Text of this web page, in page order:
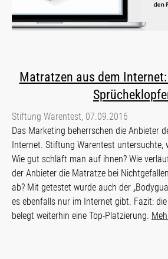
Matratzen aus dem
Stiftung Warentest, 07.09.2016
Das Marketing beherrschen die Anbieter
Internet. Stiftung Warentest untersuchte,
Wie gut schläft man auf ihnen? Wie
der Anbieter die Matratze bei
ab? Mit getestet wurde auch der
es ebenfalls nur im Internet gibt. Fazit: die
belegt weiterhin eine Top-Platzierung.